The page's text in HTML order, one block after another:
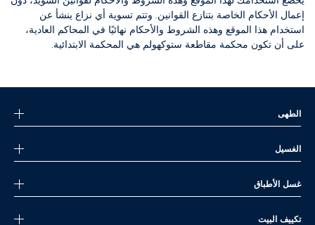
إعمال الأحكام الخاصة بتنازع القوانين. وتتم تسوية أي نزاع ينشأ عن
استخدام هذا الموقع وهذه الشروط والأحكام نهائيًا في المحاكم العادية،
على أن تكون محكمة مقاطعة ستوكهولم هي المحكمة الابتدائية.
الطهى
الغسيل
غسل الأطباق
تكييف البيت